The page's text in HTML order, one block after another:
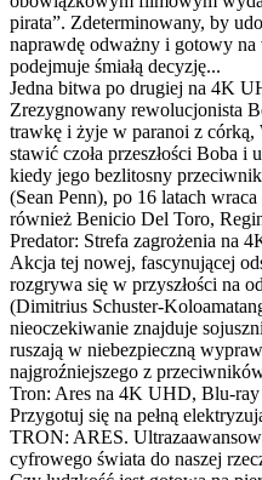
pirata”. Zdeterminowany, by
naprawdę odważny i gotowy
podejmuje śmiałą decyzję...
Jedna bitwa po drugiej na 4K
Zrezygnowany rewolucjonista
trawkę i żyje w paranoi z
stawić czoła przeszłości Boba i
kiedy jego bezlitosny
(Sean Penn), po 16 latach
również Benicio Del Toro,
Predator: Strefa zagrożenia na
Akcja tej nowej, fascynującej
rozgrywa się w przyszłości na
(Dimitrius Schuster-
nieoczekiwanie znajduje
ruszają w niebezpieczną
najgroźniejszego z
Tron: Ares na 4K UHD, Blu-
Przygotuj się na pełną
TRON: ARES.
cyfrowego świata do naszej